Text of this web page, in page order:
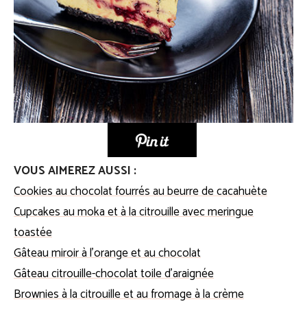
VOUS AIMEREZ AUSSI :
Cookies au chocolat fourrés au beurre de cacahuète
Cupcakes au moka et à la citrouille avec meringue
toastée
Gâteau miroir à l’orange et au chocolat
Gâteau citrouille-chocolat toile d’araignée
Brownies à la citrouille et au fromage à la crème